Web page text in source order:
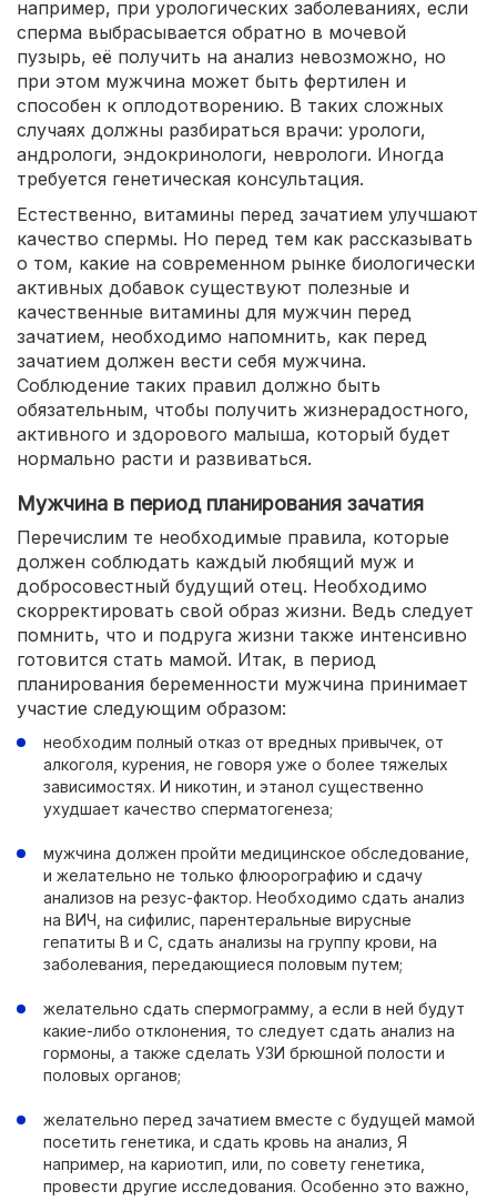
например, при урологических заболеваниях, если
сперма выбрасывается обратно в мочевой
пузырь, её получить на анализ невозможно, но
при этом мужчина может быть фертилен и
способен к оплодотворению. В таких сложных
случаях должны разбираться врачи: урологи,
андрологи, эндокринологи, неврологи. Иногда
требуется генетическая консультация.
Естественно, витамины перед зачатием улучшают
качество спермы. Но перед тем как рассказывать
о том, какие на современном рынке биологически
активных добавок существуют полезные и
качественные витамины для мужчин перед
зачатием, необходимо напомнить, как перед
зачатием должен вести себя мужчина.
Соблюдение таких правил должно быть
обязательным, чтобы получить жизнерадостного,
активного и здорового малыша, который будет
нормально расти и развиваться.
Мужчина в период планирования зачатия
Перечислим те необходимые правила, которые
должен соблюдать каждый любящий муж и
добросовестный будущий отец. Необходимо
скорректировать свой образ жизни. Ведь следует
помнить, что и подруга жизни также интенсивно
готовится стать мамой. Итак, в период
планирования беременности мужчина принимает
участие следующим образом:
необходим полный отказ от вредных привычек, от
алкоголя, курения, не говоря уже о более тяжелых
зависимостях. И никотин, и этанол существенно
ухудшает качество сперматогенеза;
мужчина должен пройти медицинское обследование,
и желательно не только флюорографию и сдачу
анализов на резус-фактор. Необходимо сдать анализ
на ВИЧ, на сифилис, парентеральные вирусные
гепатиты В и C, сдать анализы на группу крови, на
заболевания, передающиеся половым путем;
желательно сдать спермограмму, а если в ней будут
какие-либо отклонения, то следует сдать анализ на
гормоны, а также сделать УЗИ брюшной полости и
половых органов;
желательно перед зачатием вместе с будущей мамой
посетить генетика, и сдать кровь на анализ, Я
например, на кариотип, или, по совету генетика,
провести другие исследования. Особенно это важно,